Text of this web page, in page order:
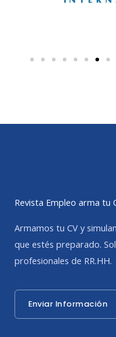
Revista Empleo arma tu
Armamos tu CV y
que estés preparado.
profesionales de RR.HH.
Enviar Información